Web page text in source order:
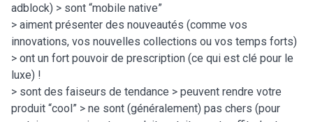
adblock) > sont “mobile native”
> aiment présenter des nouveautés (comme vos
innovations, vos nouvelles collections ou vos temps forts)
> ont un fort pouvoir de prescription (ce qui est clé pour le
luxe) !
> sont des faiseurs de tendance > peuvent rendre votre
produit “cool” > ne sont (généralement) pas chers (pour